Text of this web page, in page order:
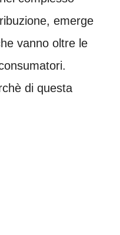
emerge
vanno oltre le
di questa